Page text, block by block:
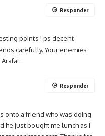
points ! ps decent
carefully. Your enemies
Responder
onto a friend who was doing
he just bought me lunch as I
Responder